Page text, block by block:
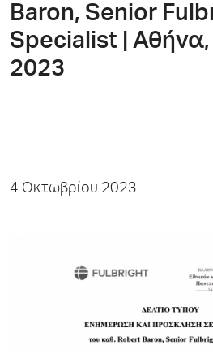
Baron, Senior
Specialist |
2023
4 Οκτωβρίου 2023